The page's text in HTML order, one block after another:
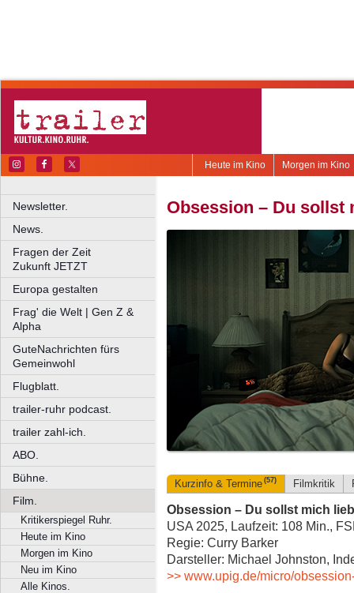
Morgen im Kino
Heute im Kino
Newsletter.
News.
Fragen der Zeit
Zukunft JETZT
Europa gestalten
Frag' die Welt | Gen Z &
Alpha
GuteNachrichten fürs
Gemeinwohl
Flugblatt.
trailer-ruhr podcast.
trailer zahl-ich.
ABO.
Bühne.
Film.
Kritikerspiegel Ruhr.
Heute im Kino
Morgen im Kino
Neu im Kino
Alle Kinos.
Obsession – Du sollst
Kurzinfo & Termine (57) Filmkritik
Obsession – Du sollst mich
USA 2025, Laufzeit: 108 Min.,
Regie: Curry Barker
Darsteller: Michael Johnston,
>> www.upig.de/micro/